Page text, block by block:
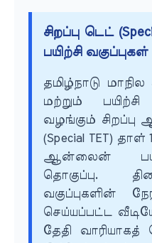
சிறப்பு டெட்
பயிற்சி வகுப்புகள்
தமிழ்நாடு
மற்றும் பயிற்சி
வழங்கும் சிறப்பு
(Special TET)
ஆன்லைன்
தொகுப்பு.
வகுப்புகளின்
செய்யப்பட்ட
தேதி